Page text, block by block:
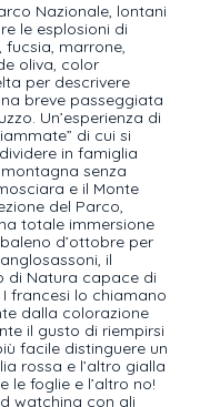
Nazionale, lontani
le esplosioni di
fucsia, marrone,
oliva, color
per descrivere
breve passeggiata
Un’esperienza di
di cui si
in famiglia
senza
e il Monte
del Parco,
totale immersione
d’ottobre per
il
di Natura capace di
francesi lo chiamano
dalla colorazione
il gusto di riempirsi
facile distinguere un
rossa e l’altro gialla
le foglie e l’altro no!
watching con gli